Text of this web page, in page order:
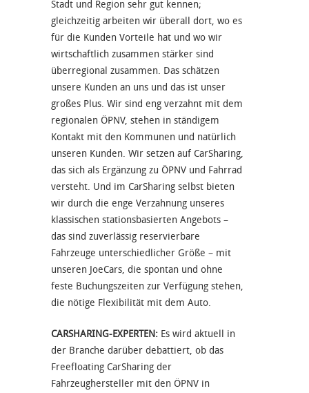
Stadt und Region sehr gut kennen;
gleichzeitig arbeiten wir überall dort, wo es
für die Kunden Vorteile hat und wo wir
wirtschaftlich zusammen stärker sind
überregional zusammen. Das schätzen
unsere Kunden an uns und das ist unser
großes Plus. Wir sind eng verzahnt mit dem
regionalen ÖPNV, stehen in ständigem
Kontakt mit den Kommunen und natürlich
unseren Kunden. Wir setzen auf CarSharing,
das sich als Ergänzung zu ÖPNV und Fahrrad
versteht. Und im CarSharing selbst bieten
wir durch die enge Verzahnung unseres
klassischen stationsbasierten Angebots –
das sind zuverlässig reservierbare
Fahrzeuge unterschiedlicher Größe – mit
unseren JoeCars, die spontan und ohne
feste Buchungszeiten zur Verfügung stehen,
die nötige Flexibilität mit dem Auto.
CARSHARING-EXPERTEN: Es wird aktuell in
der Branche darüber debattiert, ob das
Freefloating CarSharing der
Fahrzeughersteller mit den ÖPNV in